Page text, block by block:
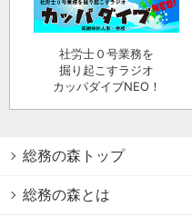
社労士０号業務を
掘り起こすラジオ
カッパダイブNEO！
総務の森トップ
総務の森とは